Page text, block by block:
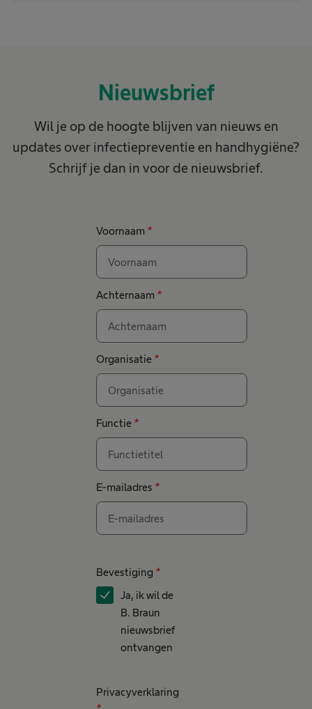
Nieuwsbrief
Wil je op de hoogte blijven van nieuws en
updates over infectiepreventie en handhygiëne?
Schrijf je dan in voor de nieuwsbrief.
Voornaam *
Achternaam *
Organisatie *
Functie *
E-mailadres *
Bevestiging *
Ja, ik wil de
B. Braun
nieuwsbrief
ontvangen
Privacyverklaring